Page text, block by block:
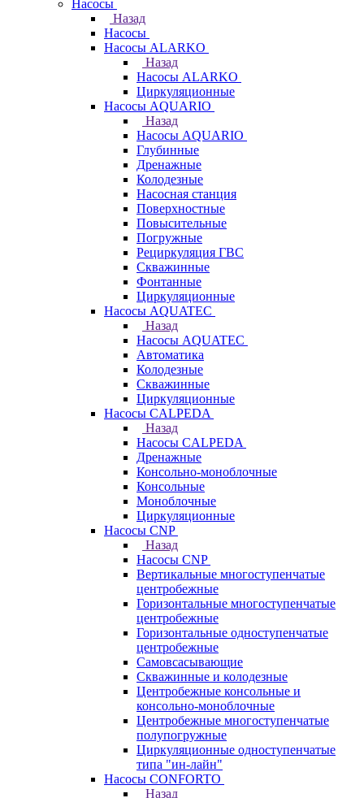
Насосы
Назад
Насосы
Насосы ALARKO
Назад
Насосы ALARKO
Циркуляционные
Насосы AQUARIO
Назад
Насосы AQUARIO
Глубинные
Дренажные
Колодезные
Насосная станция
Поверхностные
Повысительные
Погружные
Рециркуляция ГВС
Скважинные
Фонтанные
Циркуляционные
Насосы AQUATEC
Назад
Насосы AQUATEC
Автоматика
Колодезные
Скважинные
Циркуляционные
Насосы CALPEDA
Назад
Насосы CALPEDA
Дренажные
Консольно-моноблочные
Консольные
Моноблочные
Циркуляционные
Насосы CNP
Назад
Насосы CNP
Вертикальные многоступенчатые
центробежные
Горизонтальные многоступенчатые
центробежные
Горизонтальные одноступенчатые
центробежные
Самовсасывающие
Скважинные и колодезные
Центробежные консольные и
консольно-моноблочные
Центробежные многоступенчатые
полупогружные
Циркуляционные одноступенчатые
типа "ин-лайн"
Насосы CONFORTO
Назад